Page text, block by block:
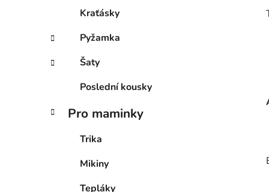
l
Kraťásky
Pyžamka
Šaty
Poslední kousky
Pro maminky
Trika
Mikiny
Tepláky